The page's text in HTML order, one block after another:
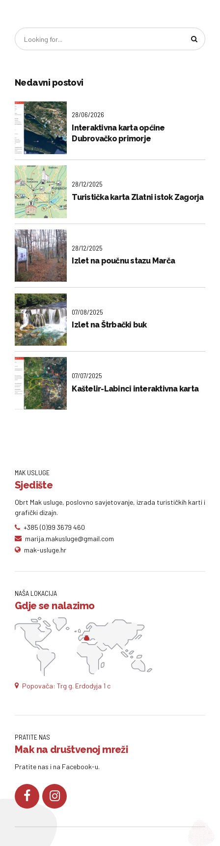
Nedavni postovi
28/06/2026
Interaktivna karta općine
Dubrovačko primorje
28/12/2025
Turistička karta Zlatni istok Zagorja
28/12/2025
Izlet na poučnu stazu Marča
07/08/2025
Izlet na Štrbački buk
07/07/2025
Kaštelir-Labinci interaktivna karta
MAK USLUGE
Sjedište
Obrt Mak usluge, poslovno savjetovanje, izrada turističkih karti i
grafički dizajn.
+385 (0)99 3679 460
marija.makusluge@gmail.com
mak-usluge.hr
NAŠA LOKACIJA
Gdje se nalazimo
Popovača: Trg g. Erdodyja 1 c
PRATITE NAS
Mak na društvenoj mreži
Pratite nas i na Facebook-u.